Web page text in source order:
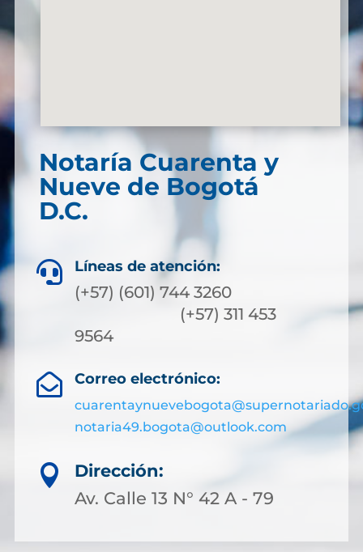
Notaría Cuarenta y
Nueve de Bogotá
D.C.
 Líneas de atención:
(+57) (601) 744 3260
(+57) 311 453
9564
 Correo electrónico:
notaria49.bogota@outlook.com

Dirección:
Av. Calle 13 N° 42 A - 79